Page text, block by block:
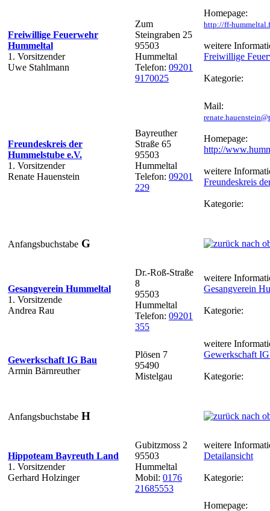
Freiwillige Feuerwehr
Hummeltal
1. Vorsitzender
Uwe Stahlmann
Zum
Steingraben 25
95503
Hummeltal
Telefon: 09201
9170025
Homepage:
http://ff-
weitere
Freiwillige
Kategorie:
Freundeskreis der
Hummelstube e.V.
1. Vorsitzender
Renate Hauenstein
Bayreuther
Straße 65
95503
Hummeltal
Telefon: 09201
229
Mail:
Homepage:
http://
weitere
Freundeskreis
Kategorie:
Anfangsbuchstabe G
Gesangverein Hummeltal
1. Vorsitzende
Andrea Rau
Dr.-Roß-Straße
8
95503
Hummeltal
Telefon: 09201
355
weitere
Gesangverein
Kategorie:
Gewerkschaft IG Bau
Armin Bärnreuther
Plösen 7
95490
Mistelgau
weitere
Gewerkschaft
Kategorie:
Anfangsbuchstabe H
Hippoteam Bayreuth Land
1. Vorsitzender
Gerhard Holzinger
Gubitzmoss 2
95503
Hummeltal
Mobil: 0176
21685553
weitere
Detailansicht
Kategorie:
Homepage: